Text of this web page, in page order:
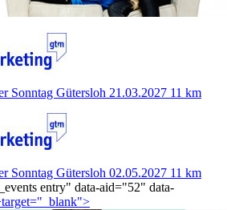
Sonntag Gütersloh 21.03.2027 11 km
Sonntag Gütersloh 02.05.2027 11 km
entry" data-aid="52" data-
>